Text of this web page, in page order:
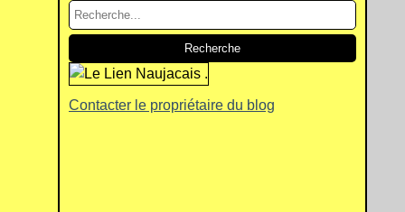
Contacter le propriétaire du blog